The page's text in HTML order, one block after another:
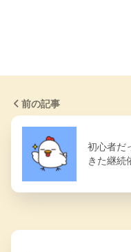
前の記事
初心者だ
きた継続